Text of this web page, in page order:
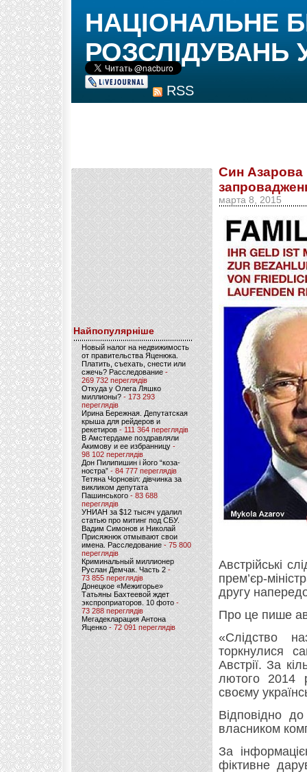
RSS
НАЦІОНАЛЬНЕ
РОЗСЛІДУВАНЬ
Найпопулярніше
Новый налог на недвижимость
от правительства Яценюка.
Платить, съехать, снести или
сжечь? Расследование-
269 732 переглядів
Откуда у Олега Ляшко
миллионы? - 173 293
переглядів
Ирина Бережная. Депутатская
крыша для рейдеров и
рекетиров - 111 364 переглядів
В Амстердаме поздравляли
Акимову и ее избранницу -
98 102 переглядів
Дон Пилипишин і його “коза-
ностра” - 84 777 переглядів
Тетяна Чорновіл: дівчинка за
викликом депутата
Пашинського- 83 688
переглядів
УНИАН за $12 тысяч удалил
статью про митинг под СБУ.
Вадим Симонов и Николай
Присяжнюк отмывают свои
имена. Расследование - 75 800
переглядів
Криминальный миллионер
Руслан Демчак. Часть 2-
73 855 переглядів
Донецкое «Межигорье»
Татьяны Бахтеевой ждет
экспроприаторов. 10 фото -
73 288 переглядів
Мегадекларация Антона
Яценко - 72 091 переглядів
Син Азарова
марта 8, 2015
Австрійські
прем’єр-
другу
Про це пише
«Слідство
торкнулися
Австрії. За
лютого 2014
своєму
Відповідно
власником
За
фіктивне